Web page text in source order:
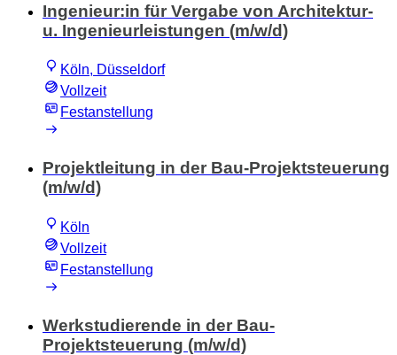
Ingenieur:in für Vergabe von Architektur-
u. Ingenieurleistungen (m/w/d)
Köln, Düsseldorf
Vollzeit
Festanstellung
Projektleitung in der Bau-Projektsteuerung
(m/w/d)
Köln
Vollzeit
Festanstellung
Werkstudierende in der Bau-
Projektsteuerung (m/w/d)